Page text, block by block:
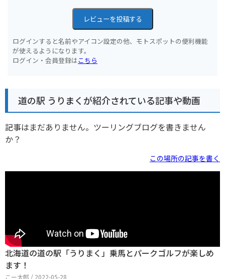
レビューを投稿する
ログインすると名前やアイコン設定の他、モトスポットの便利機能
が使えるようになります。
ログイン・会員登録はこちら
道の駅 うりまくが紹介されている記事や動画
記事はまだありません。ツーリングブログを書きません
か？
この場所の記事を書く
北海道の道の駅「うりまく」乗馬とパークゴルフが楽しめ
ます！
こー太郎 / 2022-05-28